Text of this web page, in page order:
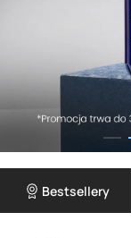
Bestsellery